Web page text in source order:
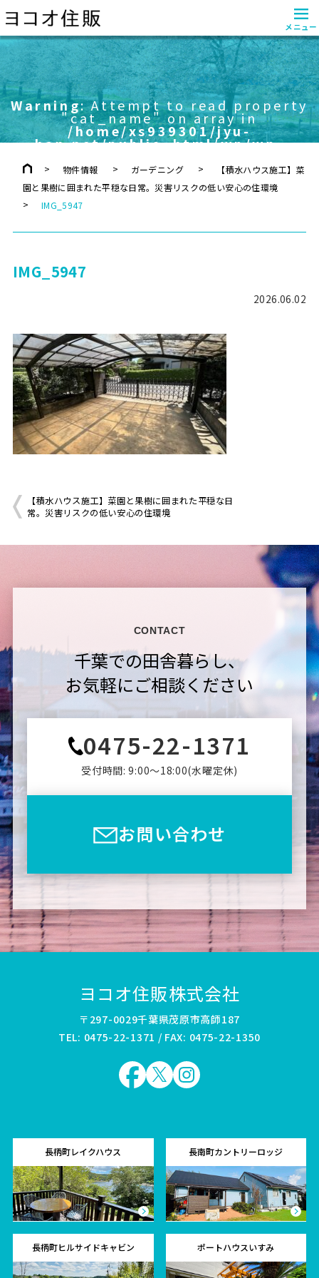
≡
メニュー
Warning: Attempt to read property
"cat_name" on array in
/home/xs939301/jyu-
han.net/public_html/wp/wp-
on line757
物件情報 ガーデニング
【積水ハウス施工】菜
園と果樹に囲まれた平穏な日常。災害リスクの低い安心の住環境
IMG_5947
IMG_5947
2026.06.02
【積水ハウス施工】菜園と果樹に囲まれた平穏な日
常。災害リスクの低い安心の住環境
CONTACT
千葉での田舎暮らし、
お気軽にご相談ください
0475-22-1371
受付時間: 9:00〜18:00(⽔曜定休)
お問い合わせ
ヨコオ住販株式会社
〒297-0029千葉県茂原市高師187
TEL: 0475-22-1371 / FAX: 0475-22-1350
長柄町レイクハウス 長南町カントリーロッジ
長柄町ヒルサイドキャビン ポートハウスいすみ